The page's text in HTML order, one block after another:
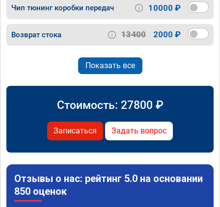
Чип тюнинг коробки передач 10000 ₽
Возврат стока 13400 2000 ₽
Показать все
Стоимость: 27800 ₽
Записаться Задать вопрос
Отзывы о нас: рейтинг 5.0 на основании
850 оценок